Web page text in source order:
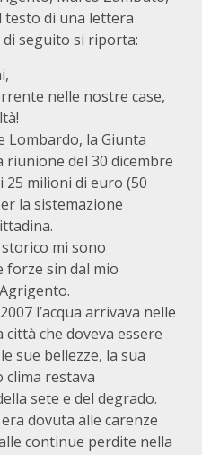
testo di una lettera
seguito si riporta:
nelle nostre case,
Lombardo, la Giunta
riunione del 30 dicembre
milioni di euro (50
la sistemazione
mi sono
forze sin dal mio
l’acqua arrivava nelle
che doveva essere
sue bellezze, la sua
clima restava
sete e del degrado.
dovuta alle carenze
continue perdite nella